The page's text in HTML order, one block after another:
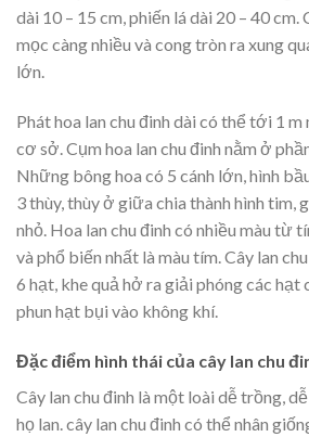
dài 10 – 15 cm, phiến lá dài 20 – 40 cm.
mọc càng nhiều và cong tròn ra xung
lớn.
Phát hoa lan chu đinh dài có thể tới 1
cơ sở. Cụm hoa lan chu đinh nằm ở
Những bông hoa có 5 cánh lớn, hình
3 thùy, thùy ở giữa chia thành hình tim,
nhỏ. Hoa lan chu đinh có nhiều màu từ
và phổ biến nhất là màu tím. Cây lan
6 hạt, khe quả hở ra giải phóng các hạt
phun hạt bụi vào không khí.
Đặc điểm hình thái của cây lan chu
Cây lan chu đinh là một loài dễ trồng,
họ lan. cây lan chu đinh có thể nhân